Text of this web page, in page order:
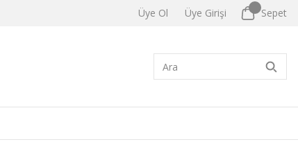
Üye Ol Üye Girişi Sepet